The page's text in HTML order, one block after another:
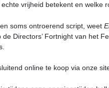
vrijheid betekent en welke
soms ontroerend script, weet
Directors’ Fortnight van het
online te koop via onze